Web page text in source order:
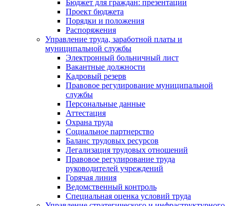
Бюджет для граждан: презентации
Проект бюджета
Порядки и положения
Распоряжения
Управление труда, заработной платы и
муниципальной службы
Электронный больничный лист
Вакантные должности
Кадровый резерв
Правовое регулирование муниципальной
службы
Персональные данные
Аттестация
Охрана труда
Социальное партнерство
Баланс трудовых ресурсов
Легализация трудовых отношений
Правовое регулирование труда
руководителей учреждений
Горячая линия
Ведомственный контроль
Специальная оценка условий труда